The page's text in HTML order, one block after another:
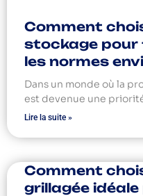
Comment
stockage
les normes
Dans un monde où la
est devenue une
Lire la suite »
Comment
grillagée